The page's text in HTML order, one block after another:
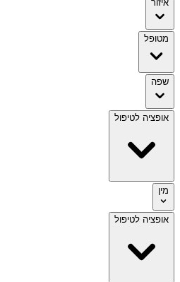
איזור
מטופל
שפה
אופציה לטיפול
מין
אופציה לטיפול